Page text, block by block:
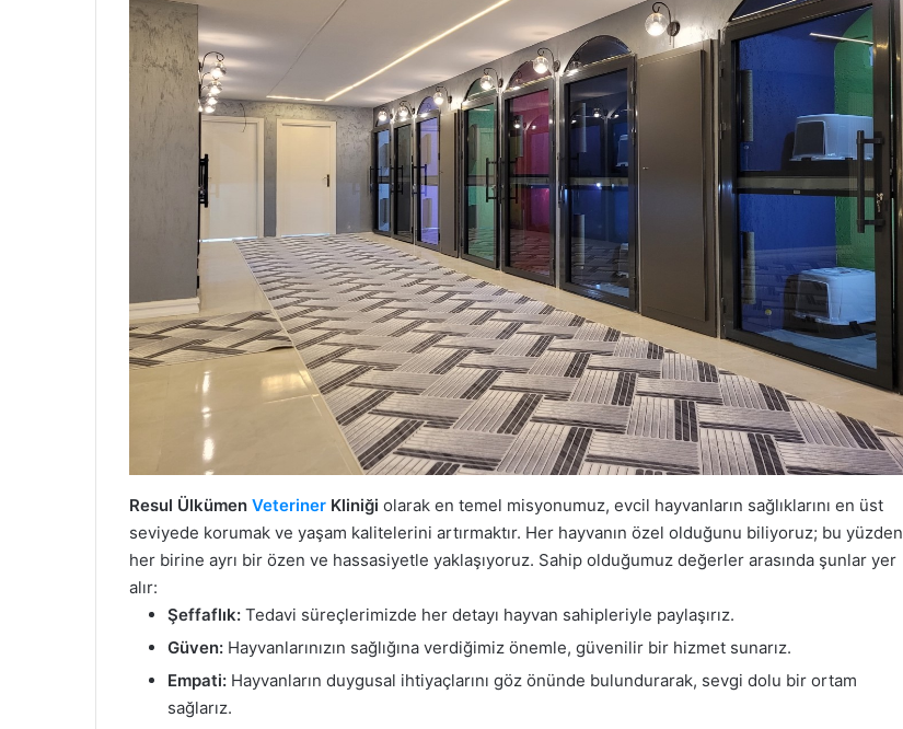
Resul Ülkümen Veteriner Kliniği olarak en temel misyonumuz, evcil hayvanların sağlıklarını en üst
seviyede korumak ve yaşam kalitelerini artırmaktır. Her hayvanın özel olduğunu biliyoruz; bu yüzden
her birine ayrı bir özen ve hassasiyetle yaklaşıyoruz. Sahip olduğumuz değerler arasında şunlar yer
alır:
Şeffaflık: Tedavi süreçlerimizde her detayı hayvan sahipleriyle paylaşırız.
Güven: Hayvanlarınızın sağlığına verdiğimiz önemle, güvenilir bir hizmet sunarız.
Empati: Hayvanların duygusal ihtiyaçlarını göz önünde bulundurarak, sevgi dolu bir ortam
sağlarız.